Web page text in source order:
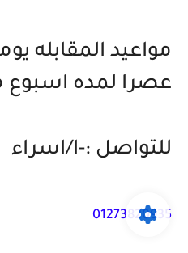
عصرا لمده اسبوع
للتواصل :-ا/اسراء
01273820935